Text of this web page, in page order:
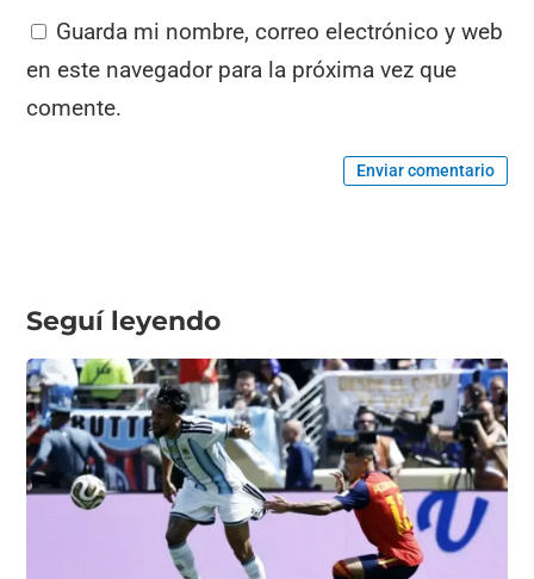
Guarda mi nombre, correo electrónico y web
en este navegador para la próxima vez que
comente.
Enviar comentario
Seguí leyendo